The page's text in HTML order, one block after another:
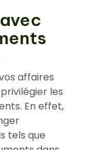
affaires
les
En effet,
tels que